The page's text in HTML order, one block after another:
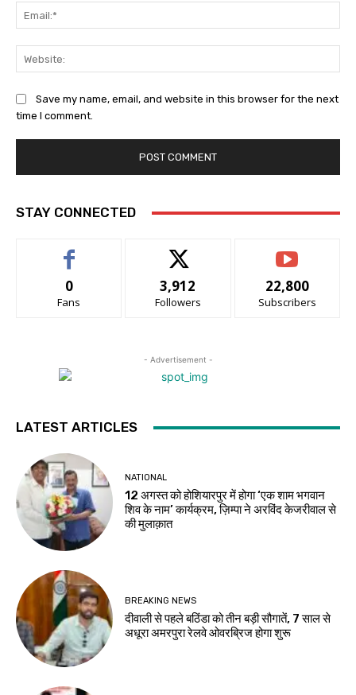
Save my name, email, and website in this browser for the next
time I comment.
STAY CONNECTED
0
Fans
3,912
Followers
22,800
Subscribers
- Advertisement -
LATEST ARTICLES
NATIONAL
12 अगस्त को होशियारपुर में होगा ‘एक शाम भगवान
शिव के नाम’ कार्यक्रम, ज़िम्पा ने अरविंद केजरीवाल से
की मुलाक़ात
BREAKING NEWS
दीवाली से पहले बठिंडा को तीन बड़ी सौगातें, 7 साल से
अधूरा अमरपुरा रेलवे ओवरब्रिज होगा शुरू